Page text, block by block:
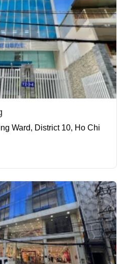
Ward, District 10, Ho Chi